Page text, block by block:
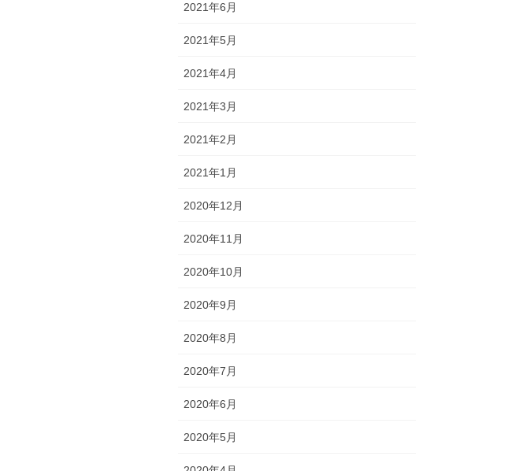
2021年6月
2021年5月
2021年4月
2021年3月
2021年2月
2021年1月
2020年12月
2020年11月
2020年10月
2020年9月
2020年8月
2020年7月
2020年6月
2020年5月